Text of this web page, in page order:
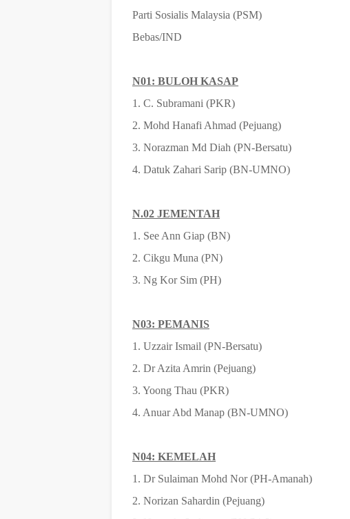
Parti Sosialis Malaysia (PSM)
Bebas/IND
N01: BULOH KASAP
1. C. Subramani (PKR)
2. Mohd Hanafi Ahmad (Pejuang)
3. Norazman Md Diah (PN-Bersatu)
4. Datuk Zahari Sarip (BN-UMNO)
N.02 JEMENTAH
1. See Ann Giap (BN)
2. Cikgu Muna (PN)
3. Ng Kor Sim (PH)
N03: PEMANIS
1. Uzzair Ismail (PN-Bersatu)
2. Dr Azita Amrin (Pejuang)
3. Yoong Thau (PKR)
4. Anuar Abd Manap (BN-UMNO)
N04: KEMELAH
1. Dr Sulaiman Mohd Nor (PH-Amanah)
2. Norizan Sahardin (Pejuang)